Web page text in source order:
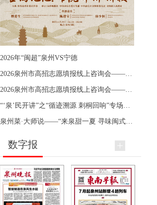
2026年“闽超”泉州VS宁德
数字报